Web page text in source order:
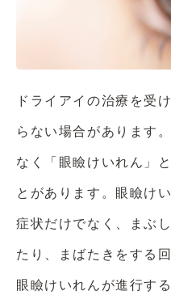
ドライアイの治療を受
らない場合があります
なく「眼瞼けいれん」
とがあります。眼瞼け
症状だけでなく、まぶ
たり、まばたきをする
眼瞼けいれんが進行す